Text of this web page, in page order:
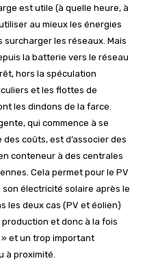
est utile (à quelle heure, à
au mieux les énergies
les réseaux. Mais
la batterie vers le réseau
hors la spéculation
et les flottes de
les dindons de la farce.
qui commence à se
coûts, est d’associer des
conteneur à des centrales
Cela permet pour le PV
électricité solaire après le
les deux cas (PV et éolien)
et donc à la fois
» et un trop important
à proximité.